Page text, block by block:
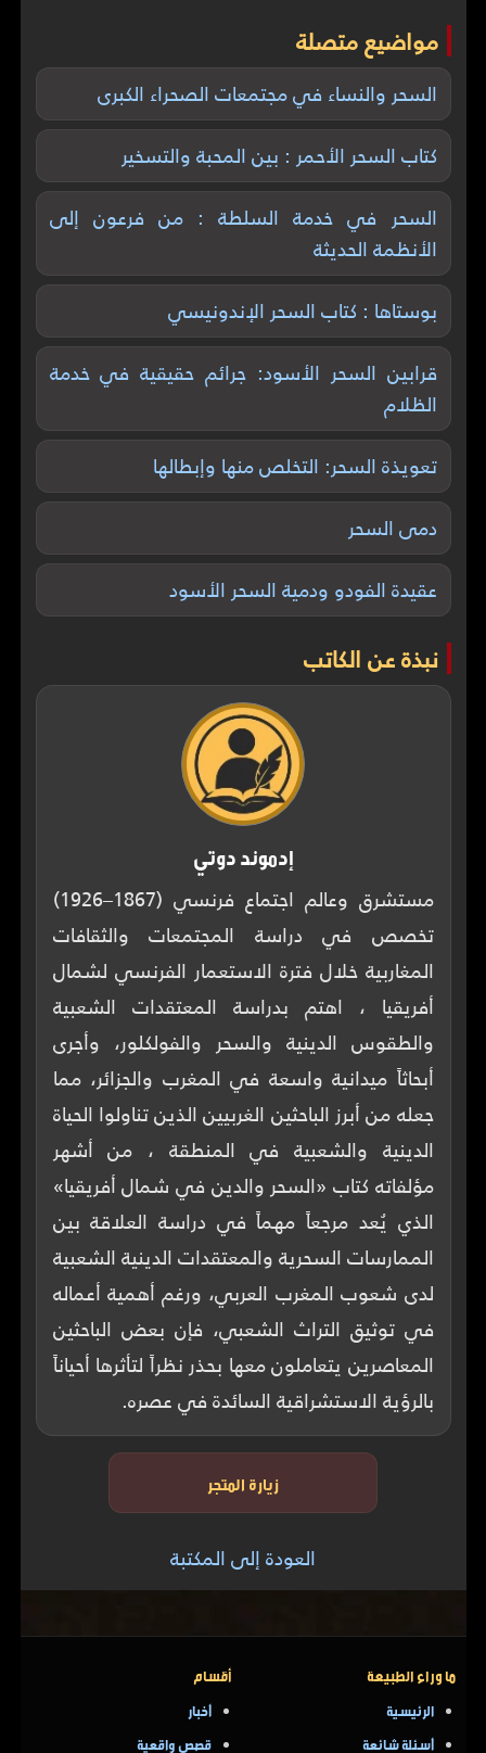
مواضيع متصلة
السحر والنساء في مجتمعات الصحراء الكبرى
كتاب السحر الأحمر : بين المحبة والتسخير
السحر في خدمة السلطة : من فرعون إلى
الأنظمة الحديثة
بوستاها : كتاب السحر الإندونيسي
قرابين السحر الأسود: جرائم حقيقية في خدمة
الظلام
تعويذة السحر: التخلص منها وإبطالها
دمى السحر
عقيدة الفودو ودمية السحر الأسود
نبذة عن الكاتب
إدموند دوتي
مستشرق وعالم اجتماع فرنسي (1867–1926)
تخصص في دراسة المجتمعات والثقافات
المغاربية خلال فترة الاستعمار الفرنسي لشمال
أفريقيا ، اهتم بدراسة المعتقدات الشعبية
والطقوس الدينية والسحر والفولكلور، وأجرى
أبحاثاً ميدانية واسعة في المغرب والجزائر، مما
جعله من أبرز الباحثين الغربيين الذين تناولوا الحياة
الدينية والشعبية في المنطقة ، من أشهر
مؤلفاته كتاب «السحر والدين في شمال أفريقيا»
الذي يُعد مرجعاً مهماً في دراسة العلاقة بين
الممارسات السحرية والمعتقدات الدينية الشعبية
لدى شعوب المغرب العربي، ورغم أهمية أعماله
في توثيق التراث الشعبي، فإن بعض الباحثين
المعاصرين يتعاملون معها بحذر نظراً لتأثرها أحياناً
بالرؤية الاستشراقية السائدة في عصره.
زيارة المتجر
العودة إلى المكتبة
ما وراء الطبيعة
الرئيسية
أسئلة شائعة
أقسام
أخبار
قصص واقعية